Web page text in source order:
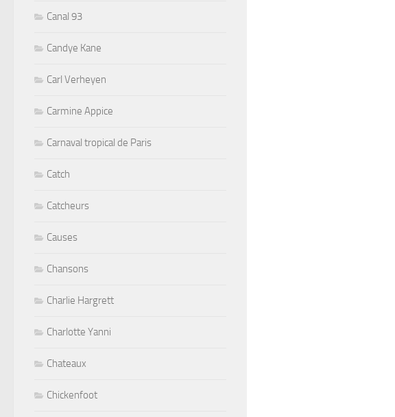
Canal 93
Candye Kane
Carl Verheyen
Carmine Appice
Carnaval tropical de Paris
Catch
Catcheurs
Causes
Chansons
Charlie Hargrett
Charlotte Yanni
Chateaux
Chickenfoot